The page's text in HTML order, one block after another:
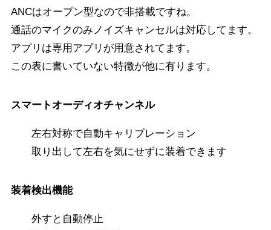
ANCはオープン型なので非搭載ですね。
通話のマイクのみノイズキャンセルは対応してます。
アプリは専用アプリが用意されてます。
この表に書いていない特徴が他に有ります。
スマートオーディオチャンネル
左右対称で自動キャリブレーション
取り出して左右を気にせずに装着できます
装着検出機能
外すと自動停止